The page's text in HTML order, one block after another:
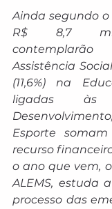
Ainda segundo
R$ 8,7
Assistência
(11,6%) na
ligadas
Esporte
recurso
o ano que vem,
ALEMS, estuda
processo das